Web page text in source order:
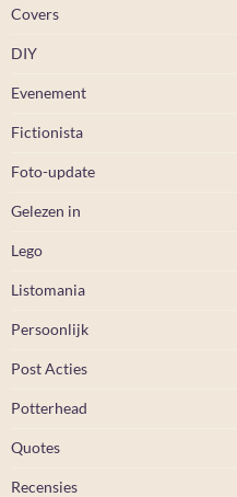
Covers
DIY
Evenement
Fictionista
Foto-update
Gelezen in
Lego
Listomania
Persoonlijk
Post Acties
Potterhead
Quotes
Recensies